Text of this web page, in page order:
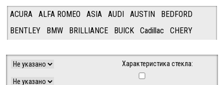
ACURA ALFA ROMEO ASIA AUDI AUSTIN
BEDFORD
BENTLEY
BMW BRILLIANCE BUICK Cadillac
CHERY
DAF/IVECO/FIAT/FORD (Van/Tracks)
DAIHATSU
DODGE
FERRARI
FIAT GEELY
Характеристика стекла: